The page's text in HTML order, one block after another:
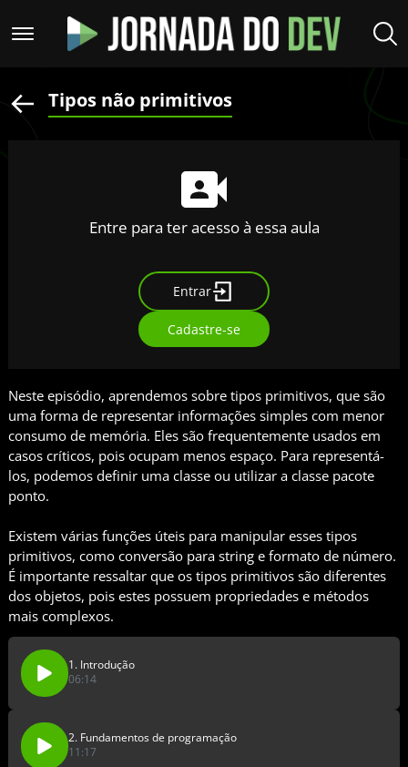
Tipos não primitivos
Entre para ter acesso à essa aula
Entrar
Cadastre-se
Neste episódio, aprendemos sobre tipos primitivos, que são
uma forma de representar informações simples com menor
consumo de memória. Eles são frequentemente usados em
casos críticos, pois ocupam menos espaço. Para representá-
los, podemos definir uma classe ou utilizar a classe pacote
ponto.
Existem várias funções úteis para manipular esses tipos
primitivos, como conversão para string e formato de número.
É importante ressaltar que os tipos primitivos são diferentes
dos objetos, pois estes possuem propriedades e métodos
mais complexos.
1. Introdução
06:14
2. Fundamentos de programação
11:17